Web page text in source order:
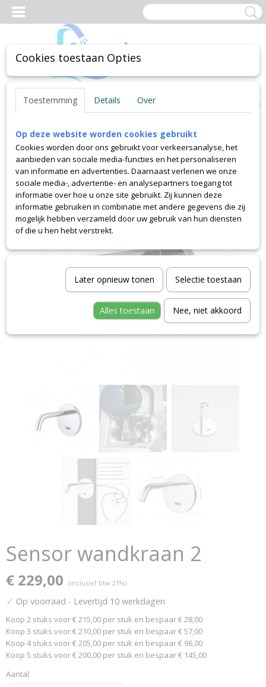
Inloggen Registreren
(0)
Home >Sensorkranen>Wandkranen met sensor
wandkraan 2
Sensor wandkraan 2
€ 229,00 (inclusief btw 21%)
✓ Op voorraad - Levertijd 10 werkdagen
Koop 2 stuks voor € 215,00 per stuk en bespaar € 28,00
Koop 3 stuks voor € 210,00 per stuk en bespaar € 57,00
Koop 4 stuks voor € 205,00 per stuk en bespaar € 96,00
Koop 5 stuks voor € 200,00 per stuk en bespaar € 145,00
Aantal
Cookies toestaan Opties
Toestemming Details Over
Op deze website worden cookies gebruikt
Cookies worden door ons gebruikt voor verkeersanalyse, het
aanbieden van sociale media-functies en het personaliseren
van informatie en advertenties. Daarnaast verlenen we onze
sociale media-, advertentie- en analysepartners toegang tot
informatie over hoe u onze site gebruikt. Zij kunnen deze
informatie gebruiken in combinatie met andere gegevens die zij
mogelijk hebben verzameld door uw gebruik van hun diensten
of die u hen hebt verstrekt.
Later opnieuw tonen Selectie toestaan
Alles toestaan Nee, niet akkoord